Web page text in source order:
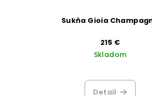
Sukňa Gioia
215 €
Skladom
Detail